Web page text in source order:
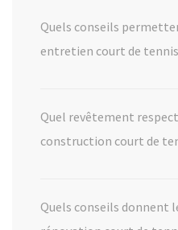
Quels conseils
entretien court de
Quel revêtement
construction court de
Quels conseils donnent